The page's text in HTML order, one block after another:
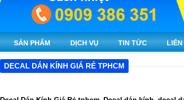
SẢN PHẨM DỊCH VỤ TIN TỨC LIÊN
DECAL DÁN KÍNH GIÁ RẺ TPHCM